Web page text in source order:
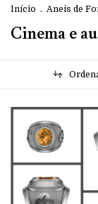
Início . Aneis de
Cinema e